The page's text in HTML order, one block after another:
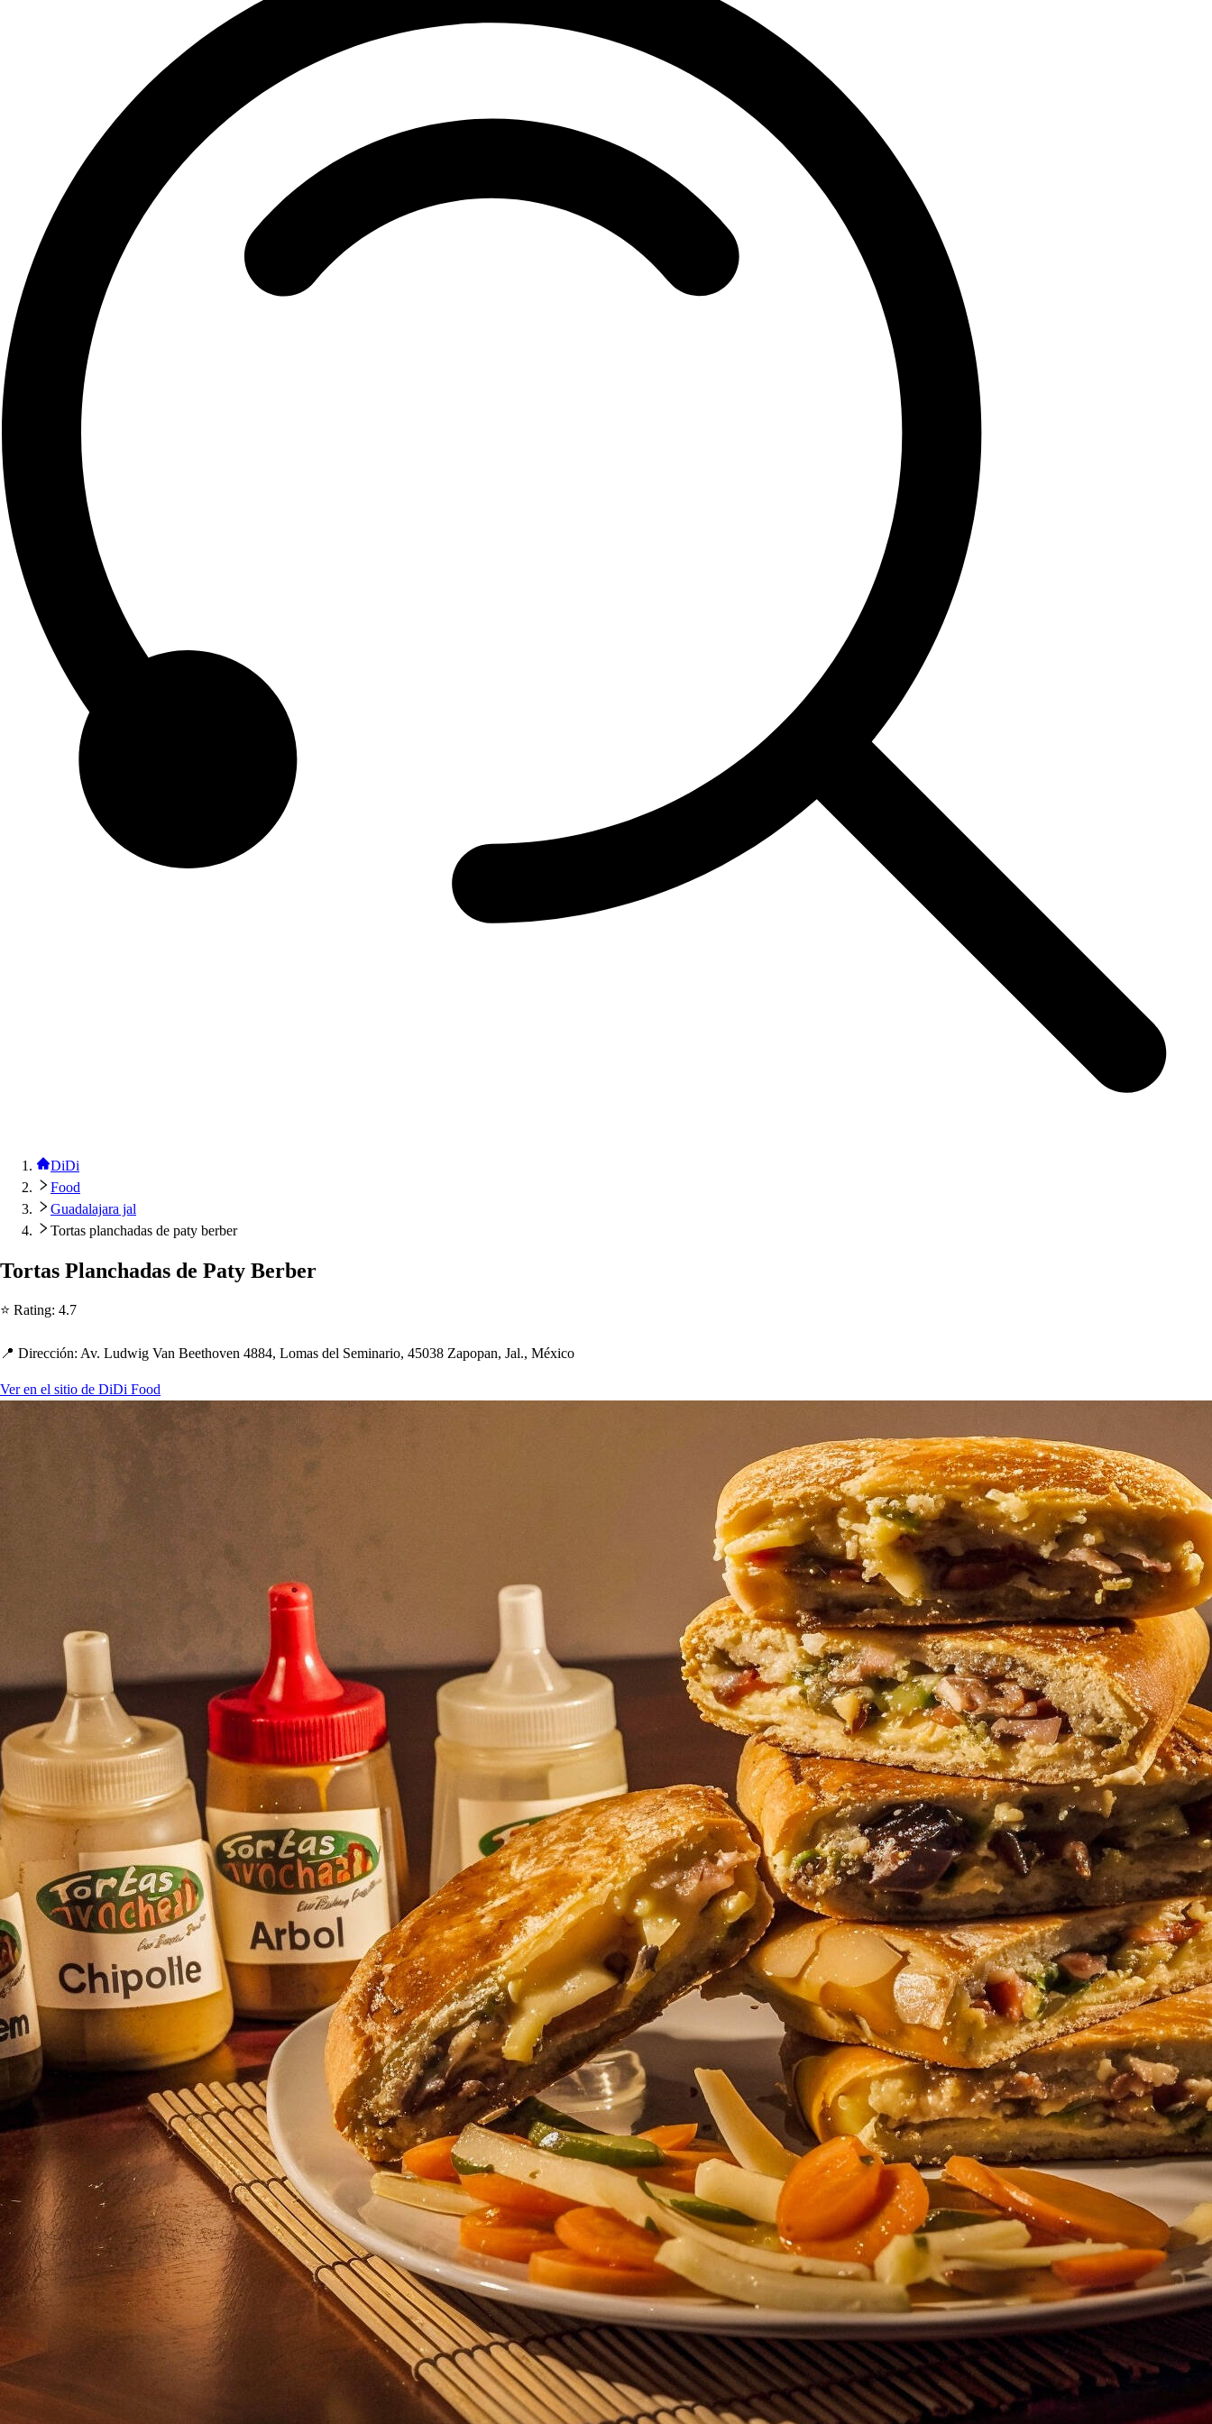
DiDi
Food
Guadalajara jal
Tortas planchadas de paty berber
Tortas Planchadas de Paty Berber
⭐ Rating: 4.7
📍 Dirección: Av. Ludwig Van Beethoven 4884, Lomas del Seminario, 45038 Zapopan, Jal., México
Ver en el sitio de DiDi Food